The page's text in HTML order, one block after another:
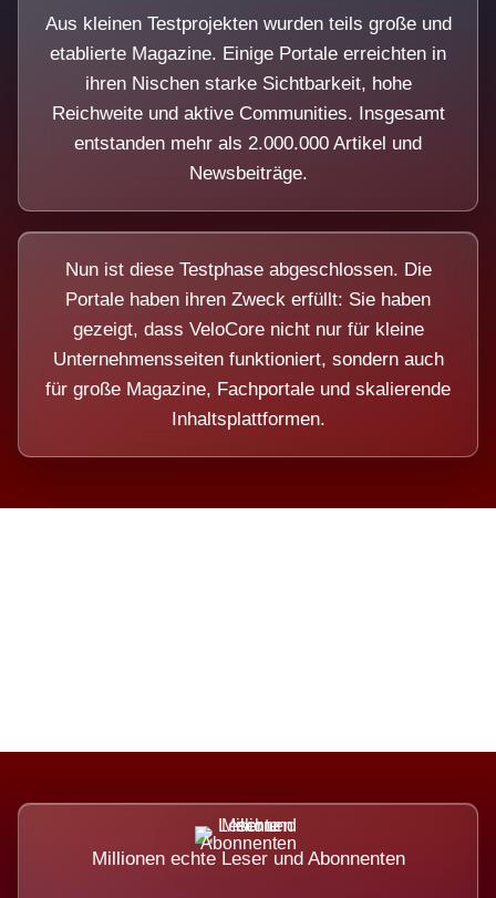
Aus kleinen Testprojekten wurden teils große und
etablierte Magazine. Einige Portale erreichten in
ihren Nischen starke Sichtbarkeit, hohe
Reichweite und aktive Communities. Insgesamt
entstanden mehr als 2.000.000 Artikel und
Newsbeiträge.
Nun ist diese Testphase abgeschlossen. Die
Portale haben ihren Zweck erfüllt: Sie haben
gezeigt, dass VeloCore nicht nur für kleine
Unternehmensseiten funktioniert, sondern auch
für große Magazine, Fachportale und skalierende
Inhaltsplattformen.
Millionen echte Leser und Abonnenten